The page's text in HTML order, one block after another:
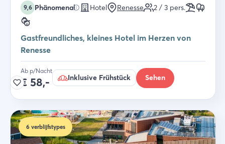
9,6 Phänomenal Hotel Renesse 2 / 3 pers.
Gastfreundliches, kleines Hotel im Herzen von
Renesse
Ab p/Nacht
€ 58,- Inklusive Frühstück Sehen
6 verblijfstypes